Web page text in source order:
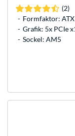
(2)
Formfaktor: ATX
Grafik: 5x PCIe
Sockel: AM5